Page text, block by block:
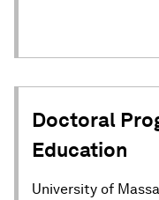
Doctoral
Education
University of